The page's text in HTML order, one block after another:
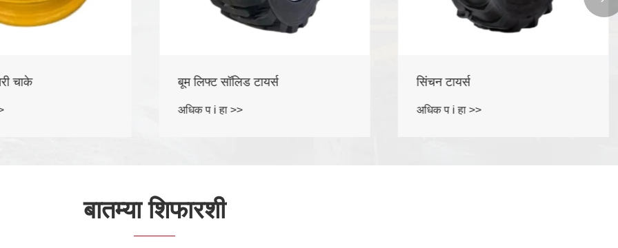
टायर्स सिंचन टायर्स
अधिक प i हा >>
रस्त्यावरील मोटरसायकल टायर
अधिक प i हा >>
बातम्या शिफारशी